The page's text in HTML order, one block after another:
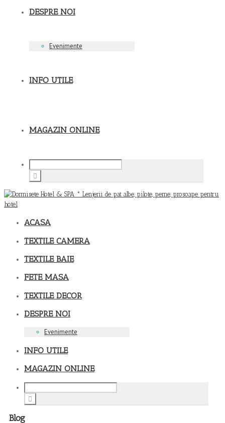
DESPRE NOI
Evenimente
INFO UTILE
MAGAZIN ONLINE
ACASA
TEXTILE CAMERA
TEXTILE BAIE
FETE MASA
TEXTILE DECOR
DESPRE NOI
Evenimente
INFO UTILE
MAGAZIN ONLINE
Blog